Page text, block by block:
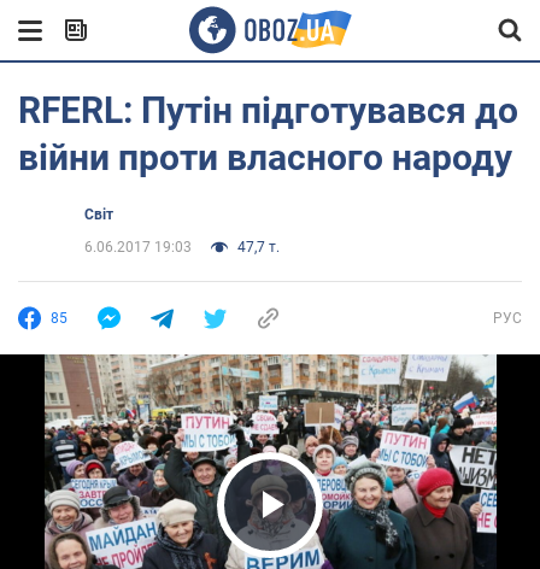
RFERL: Путін підготувався до
війни проти власного народу
Світ
6.06.2017 19:03
47,7 т.
85 РУС
Play Video